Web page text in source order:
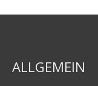
ALLGEMEIN